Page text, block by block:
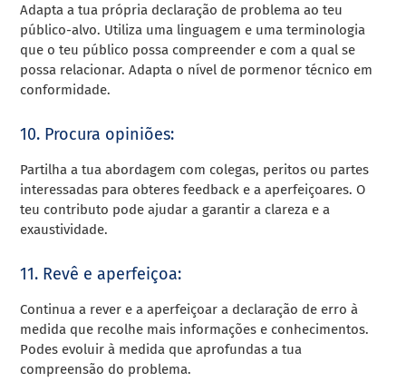
Adapta a tua própria declaração de problema ao teu
público-alvo. Utiliza uma linguagem e uma terminologia
que o teu público possa compreender e com a qual se
possa relacionar. Adapta o nível de pormenor técnico em
conformidade.
10. Procura opiniões:
Partilha a tua abordagem com colegas, peritos ou partes
interessadas para obteres feedback e a aperfeiçoares. O
teu contributo pode ajudar a garantir a clareza e a
exaustividade.
11. Revê e aperfeiçoa:
Continua a rever e a aperfeiçoar a declaração de erro à
medida que recolhe mais informações e conhecimentos.
Podes evoluir à medida que aprofundas a tua
compreensão do problema.